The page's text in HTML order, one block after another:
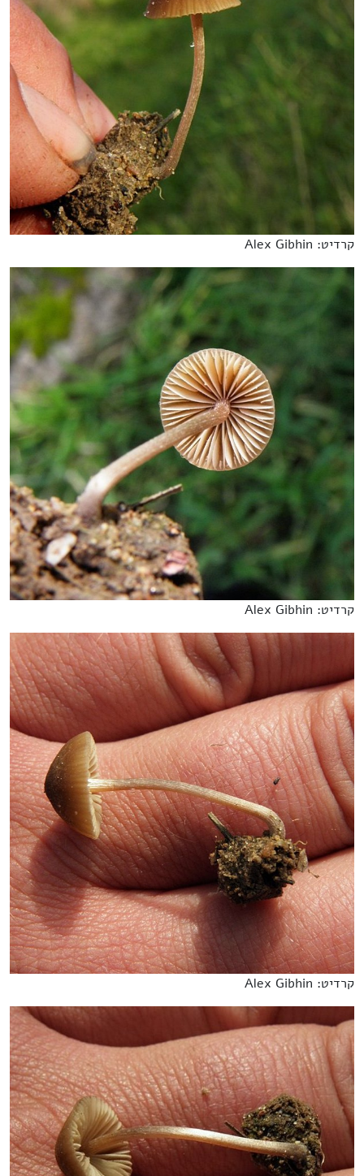
קרדיט: Alex Gibhin
קרדיט: Alex Gibhin
קרדיט: Alex Gibhin